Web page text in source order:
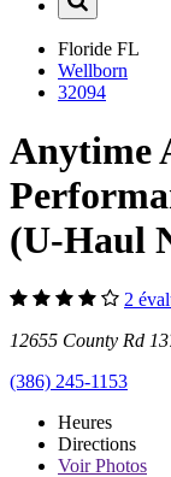
Floride FL
Wellborn
32094
Anytime
(U-Haul
2
12655 County Rd
(386) 245-1153
Heures
Directions
VoirPhotos